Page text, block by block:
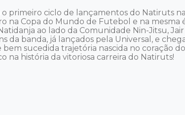
primeiro ciclo de lançamentos do Natiruts
na Copa do Mundo de Futebol e na mesma
ao lado da Comunidade Nin-Jitsu,
da banda, já lançados pela Universal, e
sucedida trajetória nascida no coração
na história da vitoriosa carreira do Natiruts!